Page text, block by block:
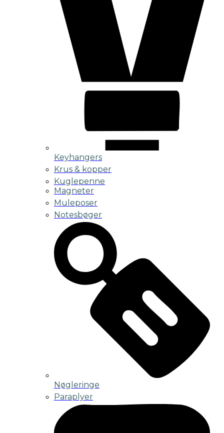
Keyhangers
Krus & kopper
Kuglepenne
Magneter
Muleposer
Notesbøger
Nøgleringe
Paraplyer